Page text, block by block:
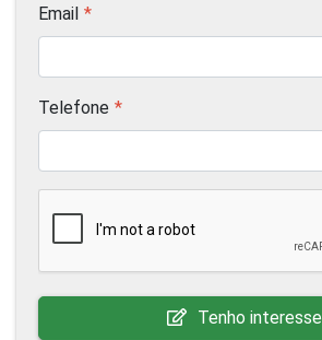
Email
Telefone
Tenho interesse